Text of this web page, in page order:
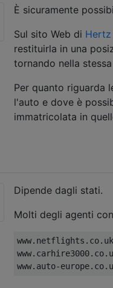
È sicuramente
Sul sito Web di Hertz
restituirla in una
tornando nella
Per quanto riguarda
l'auto e dove è
immatricolata in
Dipende dagli stati.
Molti degli agenti
www.netflights.co.uk